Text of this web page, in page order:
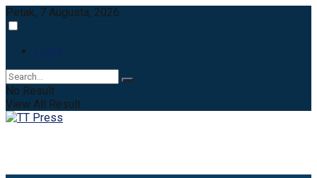
Petak, 7 Augusta, 2026
Login
No Result
View All Result